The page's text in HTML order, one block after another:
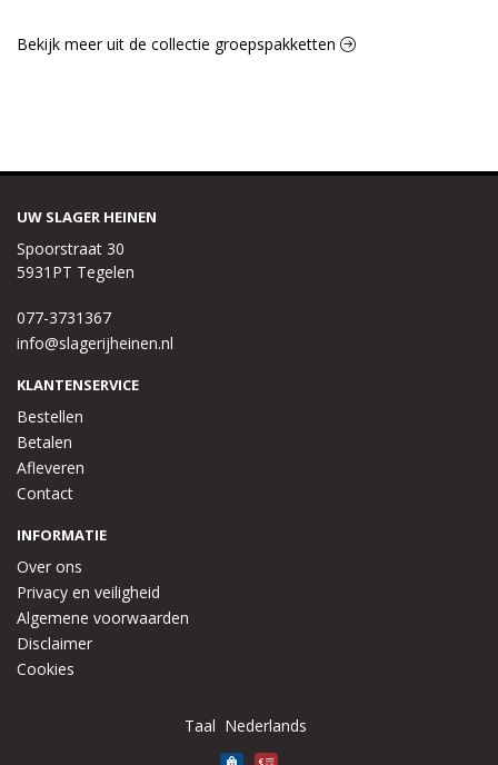
Bekijk meer uit de collectie groepspakketten
UW SLAGER HEINEN
Spoorstraat 30
5931PT Tegelen
077-3731367
info@slagerijheinen.nl
KLANTENSERVICE
Bestellen
Betalen
Afleveren
Contact
INFORMATIE
Over ons
Privacy en veiligheid
Algemene voorwaarden
Disclaimer
Cookies
Taal